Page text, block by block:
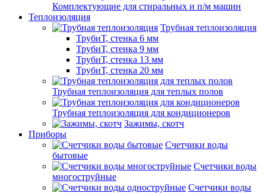
Комплектующие для стиральных и п/м машин
Теплоизоляция
Трубная теплоизоляция
ТрубиТ, стенка 6 мм
ТрубиТ, стенка 9 мм
ТрубиТ, стенка 13 мм
ТрубиТ, стенка 20 мм
Трубная теплоизоляция для теплых полов
Трубная теплоизоляция для кондиционеров
Зажимы, скотч
Приборы
Счетчики воды
бытовые
Счетчики воды
многоструйные
Счетчики воды